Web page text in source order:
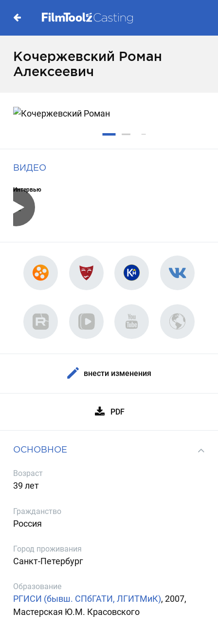
Кочержевский Роман
Алексеевич
ВИДЕО
Интервью
внести изменения
PDF
ОСНОВНОЕ
Возраст
39 лет
Гражданство
Россия
Город проживания
Санкт-Петербург
Образование
РГИСИ (бывш. СПбГАТИ, ЛГИТМиК), 2007,
Мастерская Ю.М. Красовского